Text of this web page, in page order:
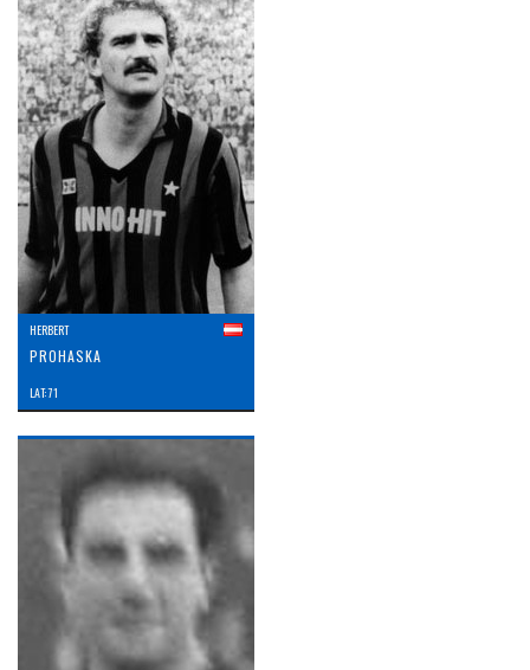
HERBERT
PROHASKA
LAT: 71